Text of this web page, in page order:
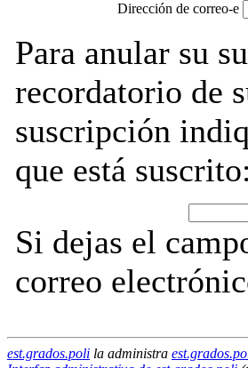
Dirección de correo-e
Para anular su
recordatorio de
suscripción
que está suscrito:
Si dejas el
correo
est.grados.poli la administra